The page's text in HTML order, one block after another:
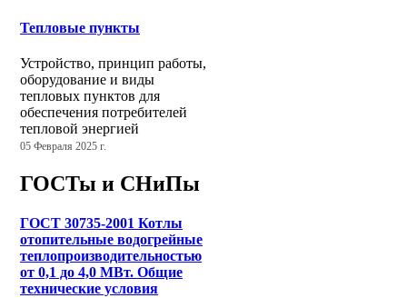
Тепловые пункты
Устройство, принцип работы,
оборудование и виды
тепловых пунктов для
обеспечения потребителей
тепловой энергией
05 Февраля 2025 г.
ГОСТы и СНиПы
ГОСТ 30735-2001 Котлы
отопительные водогрейные
теплопроизводительностью
от 0,1 до 4,0 МВт. Общие
технические условия